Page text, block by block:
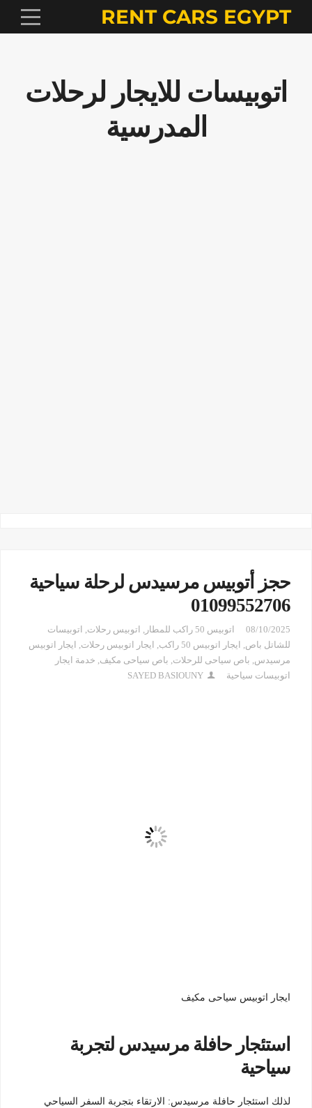
RENT CARS EGYPT
اتوبيسات للايجار لرحلات
المدرسية
حجز أتوبيس مرسيدس لرحلة سياحية
01099552706
08/10/2025 اتوبيس 50 راكب للمطار , اتوبيس رحلات, اتوبيسات
للشاتل باص, ايجار اتوبيس 50 راكب , ايجار اتوبيس رحلات, ايجار اتوبيس
مرسيدس, باص سياحى للرحلات, باص سياحى مكيف, خدمة ايجار
اتوبيسات سياحية
SAYED BASIOUNY
ايجار اتوبيس سياحى مكيف
استئجار حافلة مرسيدس لتجربة
سياحية
لذلك استئجار حافلة مرسيدس: الارتقاء بتجربة السفر السياحي